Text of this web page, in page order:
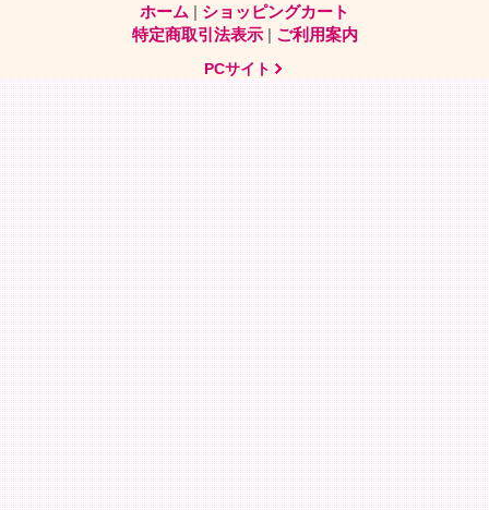
ホーム | ショッピングカート
特定商取引法表示 | ご利用案内
PCサイト